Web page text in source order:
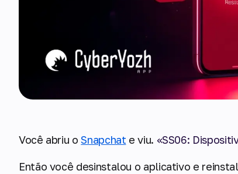
Você abriu oSnapchat e viu. «SS06:
Então você desinstalou o aplicativo e